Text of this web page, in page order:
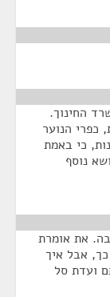
שקל ממשרד החינוך.
כפרי הנוער
כי באמת
נוסף
את אומרת
אבל איך
ועדת סל